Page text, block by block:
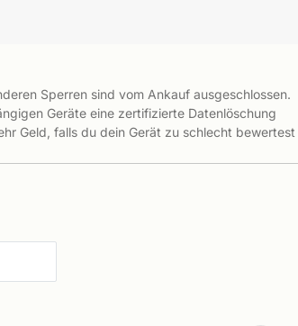
Sperren sind vom Ankauf ausgeschlossen.
Geräte eine zertifizierte Datenlöschung
Geld, falls du dein Gerät zu schlecht bewertest